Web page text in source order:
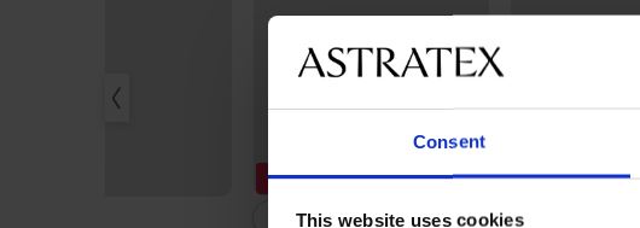
Consent
This website uses cookies
Rabatt -30% Rabatt -30%